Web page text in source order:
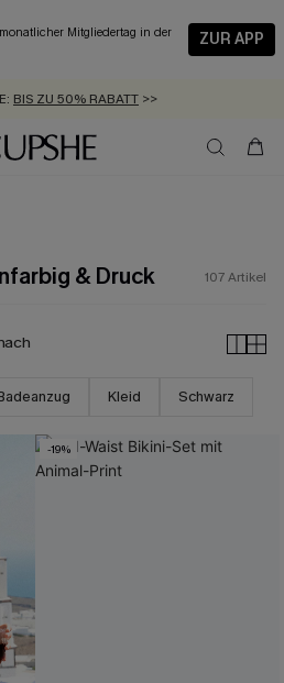
Mitgliedertag in der
ZUR APP
SCHNELLVERSAND-ARTIKEL >>
ZU -20% EXTRA ERHALTEN
VERSAND AB 89 €
& Druck 107Artikel
Kleid Schwarz
-19%